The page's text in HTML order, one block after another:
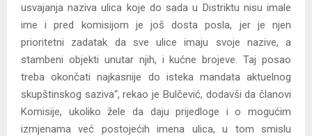
usvajanja naziva ulica koje do sada u Distriktu nisu imale
ime i pred komisijom je još dosta posla, jer je njen
prioritetni zadatak da sve ulice imaju svoje nazive, a
stambeni objekti unutar njih, i kućne brojeve. Taj posao
treba okončati najkasnije do isteka mandata aktuelnog
skupštinskog saziva“, rekao je Bulčević, dodavši da članovi
Komisije, ukoliko žele da daju prijedloge i o mogućim
izmjenama već postojećih imena ulica, u tom smislu